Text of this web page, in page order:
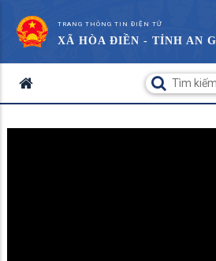
TRANG THÔNG TIN ĐIỆN TỬ
XÃ HÒA ĐIỀN - TỈNH AN